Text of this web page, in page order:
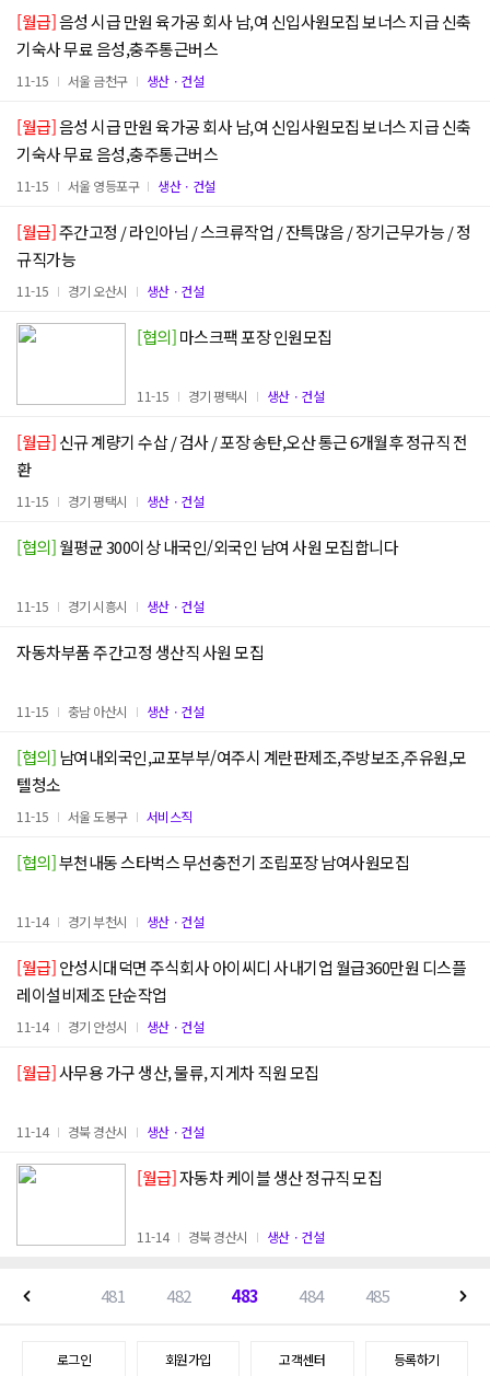
[월급]
기숙사 무료 음성,충주통근버스
11-15 서울 금천구 생산ㆍ건설
[월급]
기숙사 무료 음성,충주통근버스
11-15 서울 영등포구 생산ㆍ건설
[월급]
규직가능
11-15 경기 오산시 생산ㆍ건설
[협의]마스크팩 포장 인원모집
11-15 경기 평택시 생산ㆍ건설
[월급]
환
11-15 경기 평택시 생산ㆍ건설
[협의]월평균 300이상 내국인/외국인 남여 사원 모집합니다
11-15 경기 시흥시 생산ㆍ건설
자동차부품 주간고정 생산직 사원 모집
11-15 충남 아산시 생산ㆍ건설
[협의]
텔청소
11-15 서울 도봉구 서비스직
[협의]부천내동 스타벅스 무선충전기 조립포장 남여사원모집
11-14 경기 부천시 생산ㆍ건설
[월급]
레이설비제조 단순작업
11-14 경기 안성시 생산ㆍ건설
[월급]사무용 가구 생산, 물류, 지게차 직원 모집
11-14 경북 경산시 생산ㆍ건설
[월급]자동차 케이블 생산 정규직 모집
11-14 경북 경산시 생산ㆍ건설
481 482 483 484 485
로그인 회원가입 고객센터 등록하기